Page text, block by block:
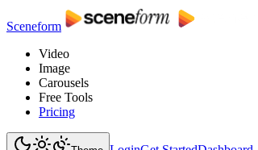
Sceneform
Video
Image
Carousels
Free Tools
Pricing